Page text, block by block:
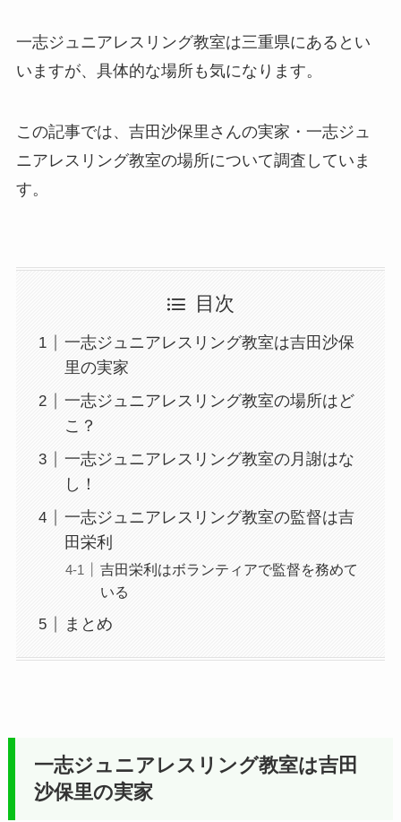
一志ジュニアレスリング教室は三重県にあるとい
いますが、具体的な場所も気になります。
この記事では、吉田沙保里さんの実家・一志ジュ
ニアレスリング教室の場所について調査していま
す。
目次
一志ジュニアレスリング教室は吉田沙保
里の実家
一志ジュニアレスリング教室の場所はど
こ？
一志ジュニアレスリング教室の月謝はな
し！
一志ジュニアレスリング教室の監督は吉
田栄利
吉田栄利はボランティアで監督を務めて
いる
まとめ
一志ジュニアレスリング教室は吉田
沙保里の実家